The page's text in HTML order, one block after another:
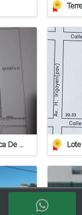
Vendo Lote En Roca De 612 Mts/2º